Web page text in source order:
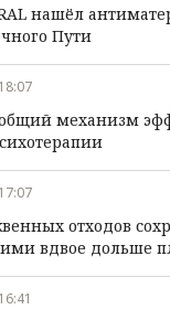
нашёл
Пути
механизм
отходов
вдвое дольше